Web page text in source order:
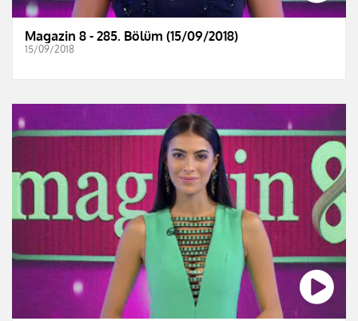
Magazin 8 - 285. Bölüm (15/09/2018)
15/09/2018